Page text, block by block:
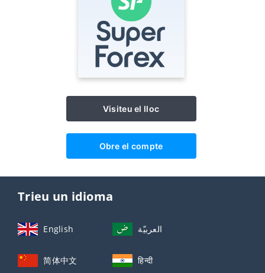
Visiteu el lloc
Obre el compte
Trieu un idioma
English العربيّة
简体中文 हिन्दी